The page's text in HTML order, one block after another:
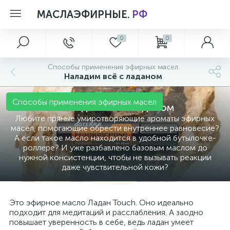
МАСЛАЭФИРНЫЕ. РФ
0 0
Способы применения эфирных масел
Наладим всё с ладаном
Наладим всё с ладаном
Любите пряные умиротворяющие ароматы эфирных
масел, помогающие обрести внутреннее равновесие?
А если такое масло находится в удобной бутылочке-
роллере? И уже разбавлено базовым маслом до
нужной консистенции, чтобы не вызывать реакции
даже чувствительной кожи?
Способы применения эфирных масел
Это эфирное масло Ладан Touch. Оно идеально
подходит для медитаций и расслабления. А заодно
повышает уверенность в себе, ведь ладан умеет
О магазине
Отзывы о компании
Фотогалерея
LLV – отличный старт для новой жизни!
Ароматная снежность- abode
Весеннее восстановление с маслами dōTERRA
Любимая экзотика
Aксессуары
МАТЕРИАЛЫ ПО ПРОДУКЦИИ dōTERRA
5
Лимитированные коллекции
Летние Новинки
1
Персональный уход
Коллекция Essential Skin Care
1
Уход за телом